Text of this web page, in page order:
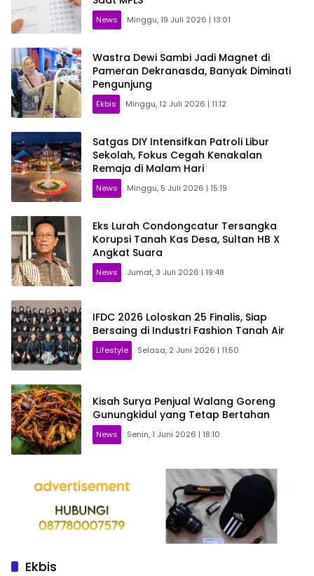
News Minggu, 19 Juli 2026 | 13:01
Wastra Dewi Sambi Jadi Magnet di
Pameran Dekranasda, Banyak Diminati
Pengunjung
Ekbis Minggu, 12 Juli 2026 | 11:12
Satgas DIY Intensifkan Patroli Libur
Sekolah, Fokus Cegah Kenakalan
Remaja di Malam Hari
News Minggu, 5 Juli 2026 | 15:19
Eks Lurah Condongcatur Tersangka
Korupsi Tanah Kas Desa, Sultan HB X
Angkat Suara
News Jumat, 3 Juli 2026 | 19:48
IFDC 2026 Loloskan 25 Finalis, Siap
Bersaing di Industri Fashion Tanah Air
Lifestyle Selasa, 2 Juni 2026 | 11:50
Kisah Surya Penjual Walang Goreng
Gunungkidul yang Tetap Bertahan
News Senin, 1 Juni 2026 | 18:10
Ekbis